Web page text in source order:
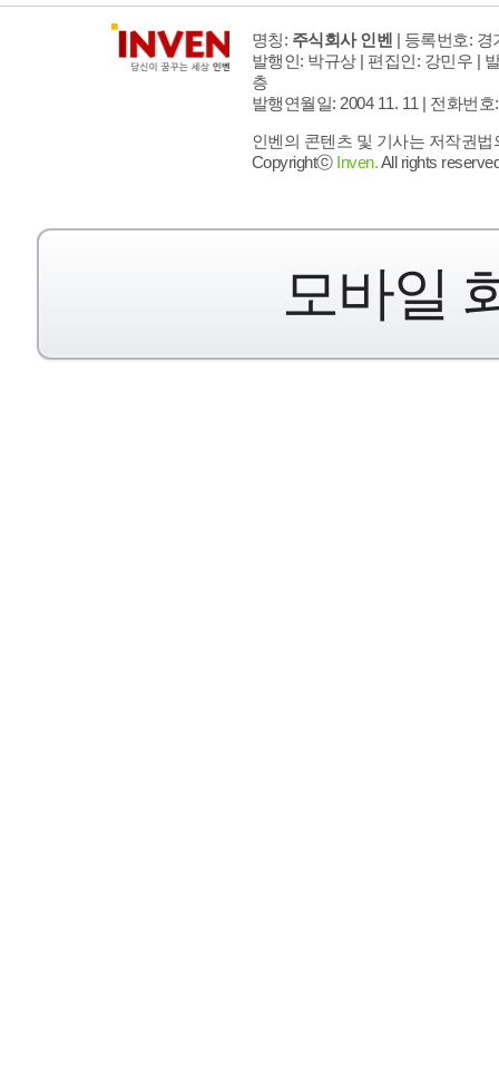
명칭: 주식회사 인벤 | 등록번호: 경
발행인: 박규상 | 편집인: 강민우 |
층
발행연월일: 2004 11. 11 | 전화번호
인벤의 콘텐츠 및 기사는 저작권
Copyrightⓒ Inven.All rights
모바일